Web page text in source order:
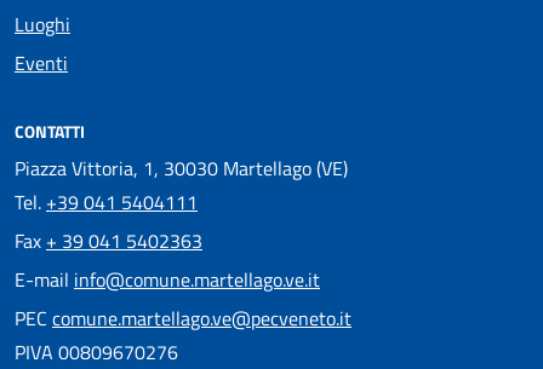
Luoghi
Eventi
CONTATTI
Piazza Vittoria, 1, 30030 Martellago (VE)
Tel. +39 041 5404111
Fax + 39 041 5402363
E-mail info@comune.martellago.ve.it
PEC comune.martellago.ve@pecveneto.it
PIVA 00809670276